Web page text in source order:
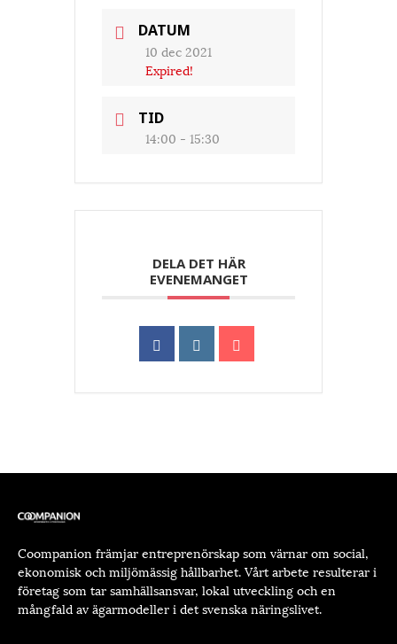
DATUM
10 dec 2021
Expired!
TID
14:00 - 15:30
DELA DET HÄR
EVENEMANGET
Coompanion främjar entreprenörskap som värnar om social,
ekonomisk och miljömässig hållbarhet. Vårt arbete resulterar i
företag som tar samhällsansvar, lokal utveckling och en
mångfald av ägarmodeller i det svenska näringslivet.